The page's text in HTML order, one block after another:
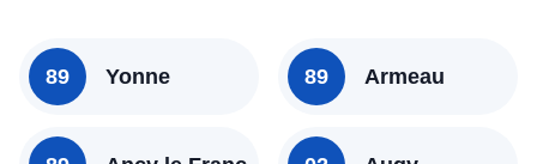
89 Yonne 89 Armeau